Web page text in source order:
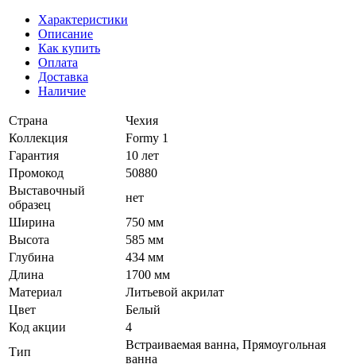
Характеристики
Описание
Как купить
Оплата
Доставка
Наличие
Страна
Чехия
Коллекция
Formy 1
Гарантия
10 лет
Промокод
50880
Выставочный
образец
нет
Ширина
750 мм
Высота
585 мм
Глубина
434 мм
Длина
1700 мм
Материал
Литьевой акрилат
Цвет
Белый
Код акции
4
Тип
Встраиваемая ванна, Прямоугольная
ванна